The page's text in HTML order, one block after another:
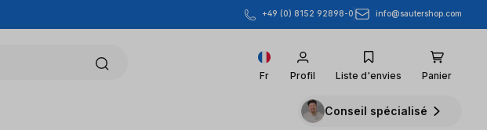
+49 (0) 8152 92898-0 info@sautershop.com
Fr Profil Liste d'envies Panier
Conseil spécialisé